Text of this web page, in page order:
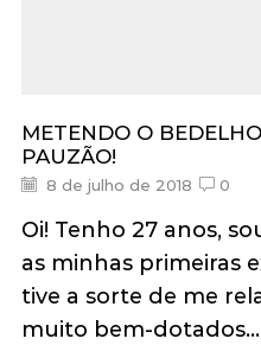
METENDO O
PAUZÃO!
8 de julho de 2018 0
Oi! Tenho 27 anos,
as minhas primeiras
tive a sorte de me
muito bem-dotados...